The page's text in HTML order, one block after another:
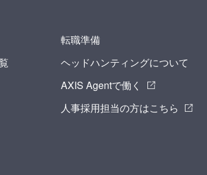
転職準備
ヘッドハンティングについて
AXIS Agentで働く
人事採用担当の方はこちら